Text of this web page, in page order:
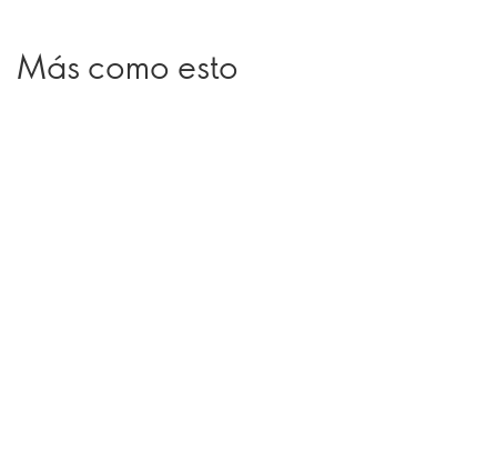
Más como esto